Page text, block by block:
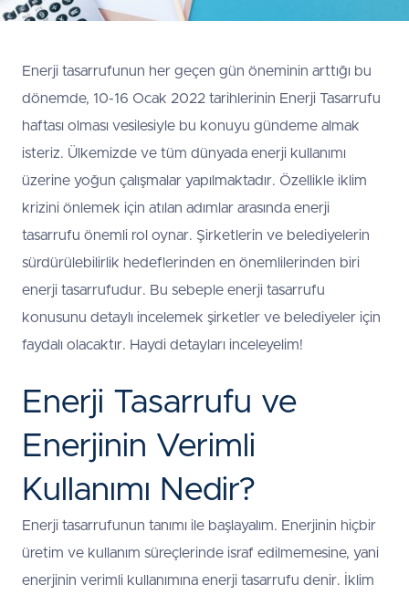
Enerji tasarrufunun her geçen gün öneminin arttığı bu
dönemde, 10-16 Ocak 2022 tarihlerinin Enerji Tasarrufu
haftası olması vesilesiyle bu konuyu gündeme almak
isteriz. Ülkemizde ve tüm dünyada enerji kullanımı
üzerine yoğun çalışmalar yapılmaktadır. Özellikle iklim
krizini önlemek için atılan adımlar arasında enerji
tasarrufu önemli rol oynar. Şirketlerin ve belediyelerin
sürdürülebilirlik hedeflerinden en önemlilerinden biri
enerji tasarrufudur. Bu sebeple enerji tasarrufu
konusunu detaylı incelemek şirketler ve belediyeler için
faydalı olacaktır. Haydi detayları inceleyelim!
Enerji Tasarrufu ve
Enerjinin Verimli
Kullanımı Nedir?
Enerji tasarrufunun tanımı ile başlayalım. Enerjinin hiçbir
üretim ve kullanım süreçlerinde israf edilmemesine, yani
enerjinin verimli kullanımına enerji tasarrufu denir. İklim